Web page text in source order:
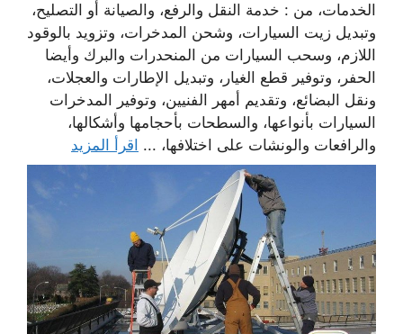
الخدمات، من : خدمة النقل والرفع، والصيانة أو التصليح،
وتبديل زيت السيارات، وشحن المدخرات، وتزويد بالوقود
اللازم، وسحب السيارات من المنحدرات والبرك وأيضا
الحفر، وتوفير قطع الغيار، وتبديل الإطارات والعجلات،
ونقل البضائع، وتقديم أمهر الفنيين، وتوفير المدخرات
السيارات بأنواعها، والسطحات بأحجامها وأشكالها،
والرافعات والونشات على اختلافها، ... اقرأ المزيد